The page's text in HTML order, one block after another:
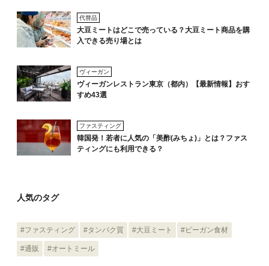
代替品
大豆ミートはどこで売っている？大豆ミート商品を購
入できる売り場とは
ヴィーガン
ヴィーガンレストラン東京（都内）【最新情報】おす
すめ43選
ファスティング
韓国発！若者に人気の「美酢(みちょ)」とは？ファス
ティングにも利用できる？
人気のタグ
#ファスティング #タンパク質 #大豆ミート #ビーガン食材
#通販 #オートミール